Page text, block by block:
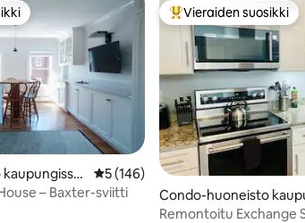
arvostelua
parhaimmistoa
Keskimääräinen arvio 5/5, 146
5 (146)
– Baxter-sviitti
Vieraiden suosikkien
Vieraiden suosikki
Condo-huoneisto
ssa Portland
Remontoitu Exchange